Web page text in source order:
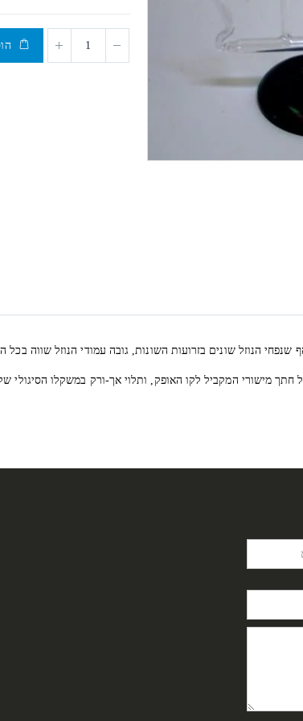
הנוזל שונים בזרועות השונות, גובה עמודי הנוזל שווה בכל
חתך מישורי המקביל לקו האופק, ותלוי אך-ורק במשקלו